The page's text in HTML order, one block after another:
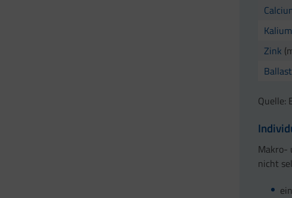
Kalium
Zink
Quelle:
Makro-
nicht